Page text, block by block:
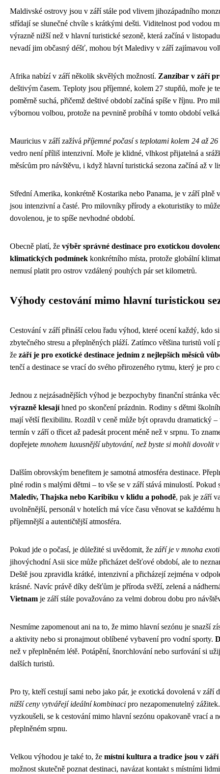
Maldivské ostrovy jsou v září stále pod vlivem jihozápadního
střídají se slunečné chvíle s krátkými dešti. Viditelnost pod vodou
výrazně nižší než v hlavní turistické sezoně, která začíná v
nevadí jim občasný déšť, mohou být Maledivy v září zajímavou
Afrika nabízí v září několik skvělých možností. Zanzibar v září
deštivým časem. Teploty jsou příjemné, kolem 27 stupňů, moře je
poměrně suchá, přičemž deštivé období začíná spíše v říjnu. Pro
výbornou volbou, protože na pevnině probíhá v tomto období
Mauricius v září zažívá příjemné počasí s teplotami kolem 24 až 26
vedro není příliš intenzivní. Moře je klidné, vlhkost přijatelná a
měsícům pro návštěvu, i když hlavní turistická sezona začíná až v
Střední Amerika, konkrétně Kostarika nebo Panama, je v září plně
jsou intenzivní a časté. Pro milovníky přírody a ekoturistiky to
dovolenou, je to spíše nevhodné období.
Obecně platí, že výběr správné destinace pro exotickou
klimatických podmínek konkrétního místa, protože globální
nemusí platit pro ostrov vzdálený pouhých pár set kilometrů.
Výhody cestování mimo hlavní turistickou
Cestování v září přináší celou řadu výhod, které ocení každý, kdo
zbytečného stresu a přeplněných pláží. Zatímco většina turistů volí
že září je pro exotické destinace jedním z nejlepších měsíců
tenčí a destinace se vrací do svého přirozeného rytmu, který je pro
Jednou z nejzásadnějších výhod je bezpochyby finanční stránka
výrazně klesajíhned po skončení prázdnin. Rodiny s dětmi
mají větší flexibilitu. Rozdíl v ceně může být opravdu dramatický
termín v září o třicet až padesát procent méně než v srpnu. To
dopřejete mnohem luxusnější ubytování, než byste si mohli dovolit
Dalším obrovským benefitem je samotná atmosféra destinace.
plné rodin s malými dětmi – to vše se v září stává minulostí.
Malediv, Thajska nebo Karibiku v klidu a pohodě, pak je září
uvolněnější, personál v hotelích má více času věnovat se každému
příjemnější a autentičtější atmosféra.
Pokud jde o počasí, je důležité si uvědomit, že září je v mnoha
jihovýchodní Asii sice může přicházet dešťové období, ale to
Deště jsou zpravidla krátké, intenzivní a přicházejí zejména v
krásné. Navíc právě díky dešťům je příroda svěží, zelená a
Vietnam je září stále považováno za velmi dobrou dobu pro
Nesmíme zapomenout ani na to, že mimo hlavní sezónu je snazší
a aktivity nebo si pronajmout oblíbené vybavení pro vodní sporty.
než v přeplněném létě. Potápění, šnorchlování nebo surfování si
dalších turistů.
Pro ty, kteří cestují sami nebo jako pár, je exotická dovolená v září
nižší ceny vytvářejí ideální kombinaci pro nezapomenutelný
vyzkoušeli, se k cestování mimo hlavní sezónu opakovaně vrací a
přeplněném srpnu.
Velkou výhodou je také to, že místní kultura a tradice jsou v
možnost skutečně poznat destinaci, navázat kontakt s místními